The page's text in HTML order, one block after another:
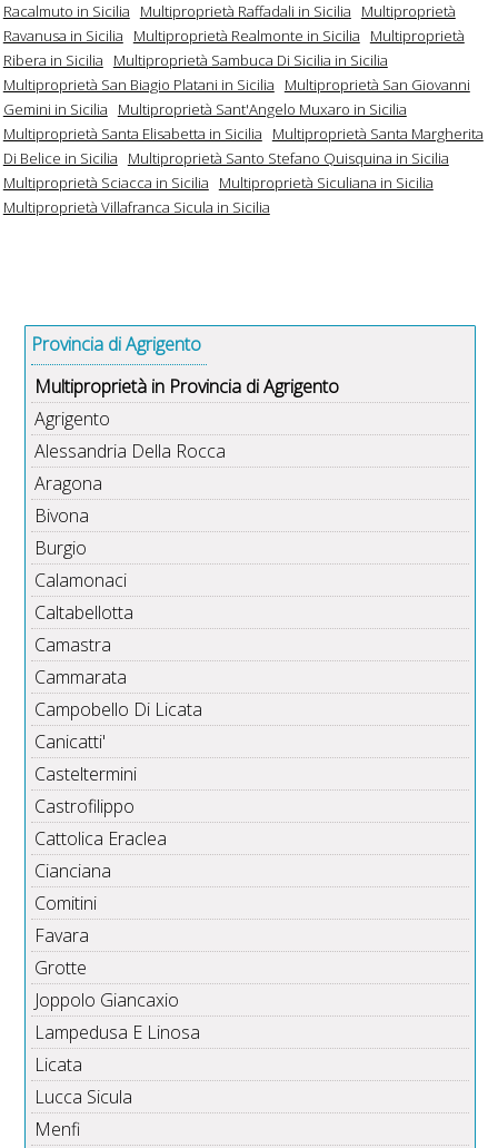
Racalmuto in Sicilia
Multiproprietà Raffadali in Sicilia
Multiproprietà
Ravanusa in Sicilia
Multiproprietà Realmonte in Sicilia
Multiproprietà
Ribera in Sicilia
Multiproprietà Sambuca Di Sicilia in Sicilia
Multiproprietà San Biagio Platani in Sicilia
Multiproprietà San Giovanni
Gemini in Sicilia
Multiproprietà Sant'Angelo Muxaro in Sicilia
Multiproprietà Santa Elisabetta in Sicilia
Multiproprietà Santa Margherita
Di Belice in Sicilia
Multiproprietà Santo Stefano Quisquina in Sicilia
Multiproprietà Sciacca in Sicilia
Multiproprietà Siculiana in Sicilia
Multiproprietà Villafranca Sicula in Sicilia
Provincia di Agrigento
Multiproprietà in Provincia di Agrigento
Agrigento
Alessandria Della Rocca
Aragona
Bivona
Burgio
Calamonaci
Caltabellotta
Camastra
Cammarata
Campobello Di Licata
Canicatti'
Casteltermini
Castrofilippo
Cattolica Eraclea
Cianciana
Comitini
Favara
Grotte
Joppolo Giancaxio
Lampedusa E Linosa
Licata
Lucca Sicula
Menfi